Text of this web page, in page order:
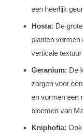
een heerlijk
Hosta: De
planten vormen
verticale
Geranium: De
zorgen voor
en vormen een
bloemen van
Kniphofia: Ook